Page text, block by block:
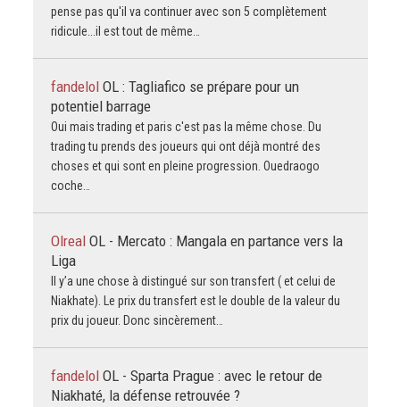
pense pas qu'il va continuer avec son 5 complètement
ridicule...il est tout de même…
fandelol OL : Tagliafico se prépare pour un
potentiel barrage
Oui mais trading et paris c'est pas la même chose. Du
trading tu prends des joueurs qui ont déjà montré des
choses et qui sont en pleine progression. Ouedraogo
coche…
Olreal OL - Mercato : Mangala en partance vers la
Liga
Il y’a une chose à distingué sur son transfert ( et celui de
Niakhate). Le prix du transfert est le double de la valeur du
prix du joueur. Donc sincèrement…
fandelol OL - Sparta Prague : avec le retour de
Niakhaté, la défense retrouvée ?